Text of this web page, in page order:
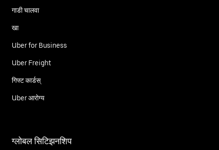
गाडी चालवा
खा
Uber for Business
Uber Freight
गिफ्ट कार्डस्
Uber आरोग्य
ग्लोबल सिटिझनशिप